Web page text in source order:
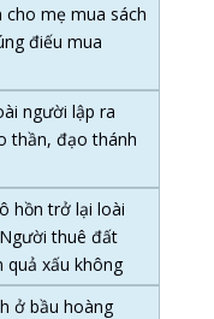
mẹ mua sách
điếu mua
người lập ra
thần, đạo thánh
hồn trở lại loài
thuê đất
xấu không
ở bầu hoàng